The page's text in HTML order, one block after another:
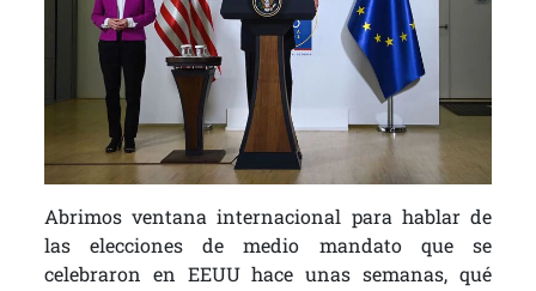
Abrimos ventana internacional para hablar de
las elecciones de medio mandato que se
celebraron en EEUU hace unas semanas, qué